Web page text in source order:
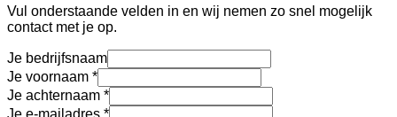
Vul onderstaande velden in en wij nemen zo snel mogelijk
contact met je op.
Je bedrijfsnaam
Je voornaam
Je achternaam